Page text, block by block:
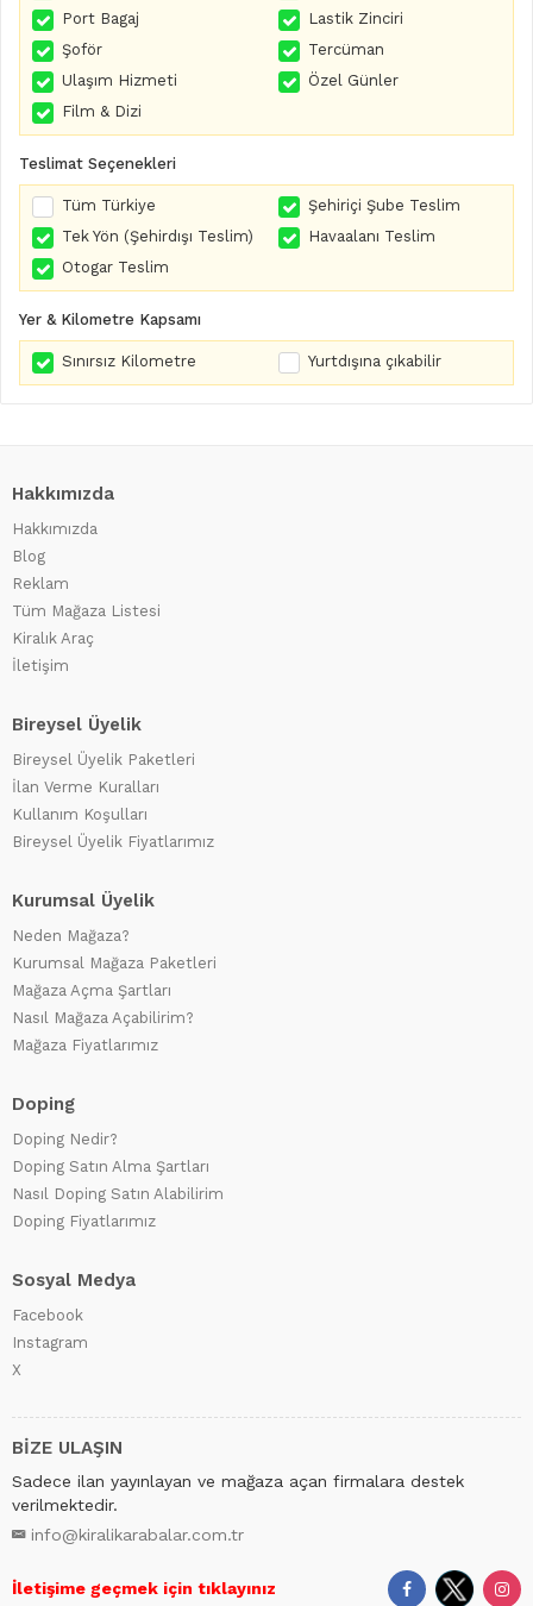
Port Bagaj
Lastik Zinciri
Şoför
Tercüman
Ulaşım Hizmeti
Özel Günler
Film & Dizi
Teslimat Seçenekleri
Tüm Türkiye
Şehiriçi Şube Teslim
Tek Yön (Şehirdışı Teslim)
Havaalanı Teslim
Otogar Teslim
Yer & Kilometre Kapsamı
Sınırsız Kilometre Yurtdışına çıkabilir
Hakkımızda
Hakkımızda
Blog
Reklam
Tüm Mağaza Listesi
Kiralık Araç
İletişim
Bireysel Üyelik
Bireysel Üyelik Paketleri
İlan Verme Kuralları
Kullanım Koşulları
Bireysel Üyelik Fiyatlarımız
Kurumsal Üyelik
Neden Mağaza?
Kurumsal Mağaza Paketleri
Mağaza Açma Şartları
Nasıl Mağaza Açabilirim?
Mağaza Fiyatlarımız
Doping
Doping Nedir?
Doping Satın Alma Şartları
Nasıl Doping Satın Alabilirim
Doping Fiyatlarımız
Sosyal Medya
Facebook
Instagram
X
BİZE ULAŞIN
Sadece ilan yayınlayan ve mağaza açan firmalara destek
verilmektedir.
info@kiralikarabalar.com.tr
İletişime geçmek için tıklayınız